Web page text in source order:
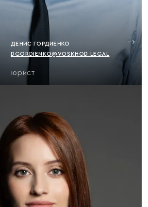
ДЕНИС ГОРДИЕНКО
DGORDIENKO@VOSKHOD.LEGAL
юрист